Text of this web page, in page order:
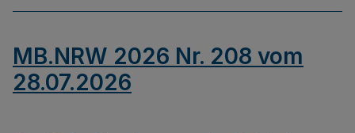
MB.NRW 2026 Nr. 208 vom
28.07.2026